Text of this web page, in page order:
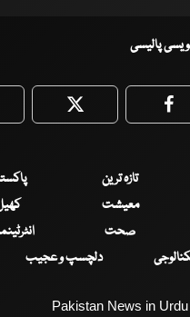
پالیسی
Twitter
تازہ ترین
معیشت
صحت
دلچسپ و عجیب
Pakistan News in Urdu